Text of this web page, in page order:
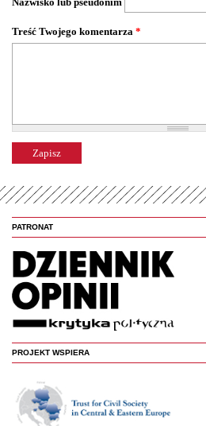
Treść Twojego komentarza *
PATRONAT
PROJEKT WSPIERA